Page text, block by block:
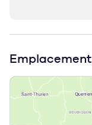
Emplacement